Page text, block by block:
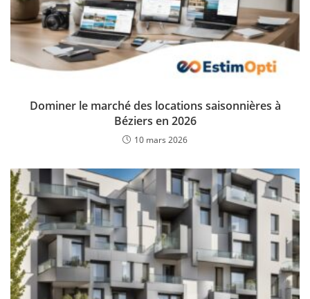
Dominer le marché des locations saisonnières à
Béziers en 2026
10 mars 2026